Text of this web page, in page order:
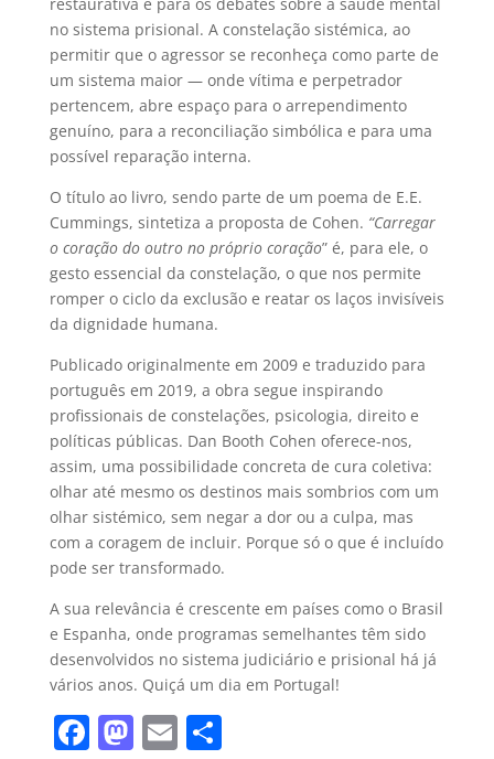
no sistema prisional. A constelação sistémica, ao
permitir que o agressor se reconheça como parte de
um sistema maior — onde vítima e perpetrador
pertencem, abre espaço para o arrependimento
genuíno, para a reconciliação simbólica e para uma
possível reparação interna.
O título ao livro, sendo parte de um poema de E.E.
Cummings, sintetiza a proposta de Cohen. “Carregar
o coração do outro no próprio coração” é, para ele, o
gesto essencial da constelação, o que nos permite
romper o ciclo da exclusão e reatar os laços invisíveis
da dignidade humana.
Publicado originalmente em 2009 e traduzido para
português em 2019, a obra segue inspirando
profissionais de constelações, psicologia, direito e
políticas públicas. Dan Booth Cohen oferece-nos,
assim, uma possibilidade concreta de cura coletiva:
olhar até mesmo os destinos mais sombrios com um
olhar sistémico, sem negar a dor ou a culpa, mas
com a coragem de incluir. Porque só o que é incluído
pode ser transformado.
A sua relevância é crescente em países como o Brasil
e Espanha, onde programas semelhantes têm sido
desenvolvidos no sistema judiciário e prisional há já
vários anos. Quiçá um dia em Portugal!
F M E S